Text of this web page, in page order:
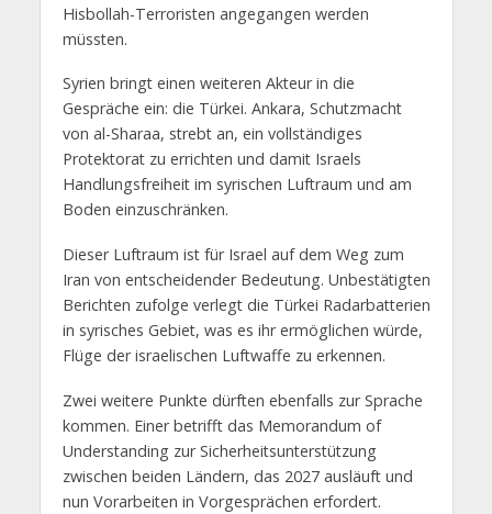
Hisbollah-Terroristen angegangen werden
müssten.
Syrien bringt einen weiteren Akteur in die
Gespräche ein: die Türkei. Ankara, Schutzmacht
von al-Sharaa, strebt an, ein vollständiges
Protektorat zu errichten und damit Israels
Handlungsfreiheit im syrischen Luftraum und am
Boden einzuschränken.
Dieser Luftraum ist für Israel auf dem Weg zum
Iran von entscheidender Bedeutung. Unbestätigten
Berichten zufolge verlegt die Türkei Radarbatterien
in syrisches Gebiet, was es ihr ermöglichen würde,
Flüge der israelischen Luftwaffe zu erkennen.
Zwei weitere Punkte dürften ebenfalls zur Sprache
kommen. Einer betrifft das Memorandum of
Understanding zur Sicherheitsunterstützung
zwischen beiden Ländern, das 2027 ausläuft und
nun Vorarbeiten in Vorgesprächen erfordert.